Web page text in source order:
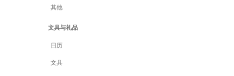
其他
文具与礼品
日历
文具